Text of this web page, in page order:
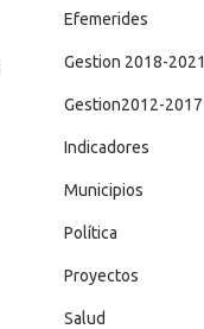
Efemerides
Gestion 2018-2021
Gestion2012-2017
Indicadores
Municipios
Política
Proyectos
Salud